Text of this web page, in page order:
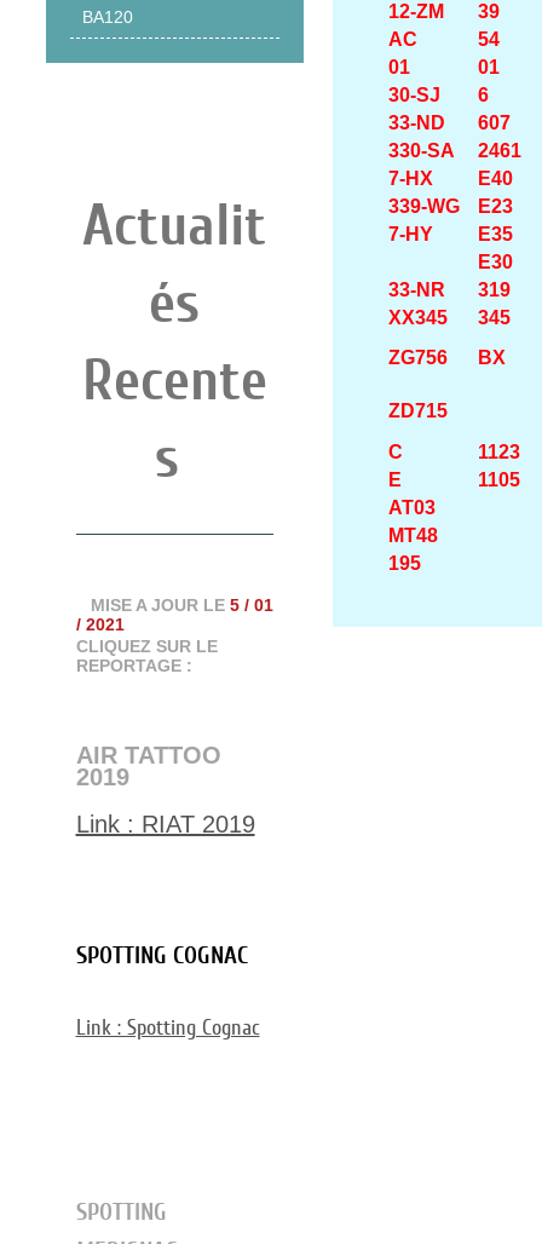
12-ZM
39
AC
54
01
01
30-SJ
6
33-ND
607
330-SA
2461
7-HX
E40
339-WG
E23
7-HY
E35
E30
33-NR
319
XX345
345
ZG756
BX
ZD715
C
1123
E
1105
AT03
MT48
195
BA120
Actualit
és
Recente
s
MISE A JOUR LE 5 / 01
/ 2021
CLIQUEZ SUR LE
REPORTAGE :
AIR TATTOO
2019
Link : RIAT 2019
SPOTTING COGNAC
Link : Spotting Cognac
SPOTTING